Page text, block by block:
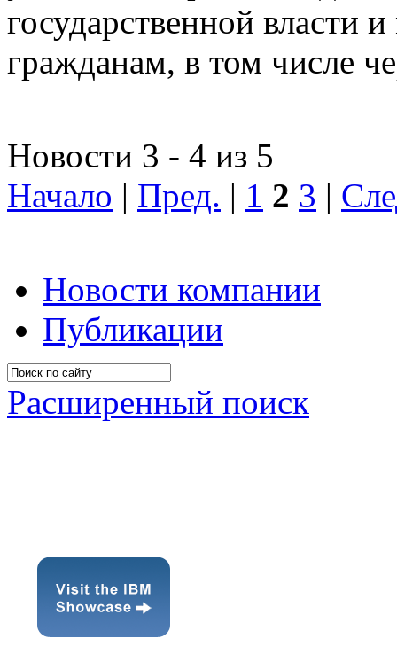
государственной власти
гражданам, в том числе
Новости 3 - 4 из 5
Начало | Пред. | 1 2 3 |
Новости компании
Публикации
Расширенный поиск